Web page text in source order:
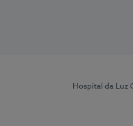
Hospital da Luz